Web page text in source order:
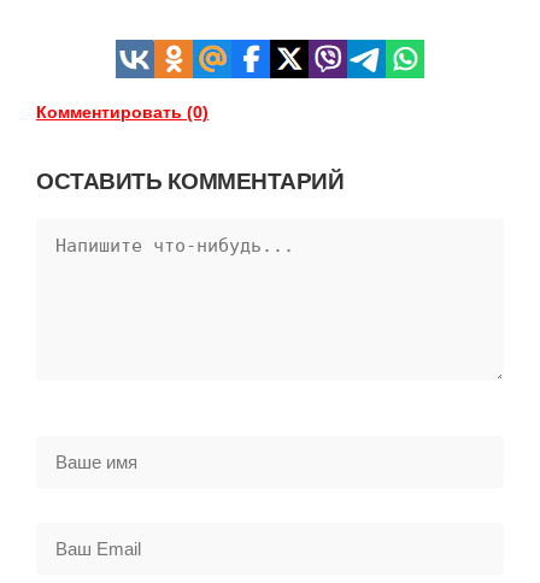
Комментировать (0)
ОСТАВИТЬ КОММЕНТАРИЙ